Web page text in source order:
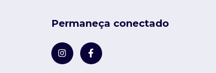
Permaneça conectado